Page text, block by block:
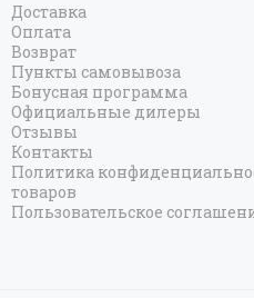
Доставка
Оплата
Возврат
Пункты самовывоза
Бонусная программа
Официальные дилеры
Отзывы
Контакты
Политика
товаров
Пользовательское